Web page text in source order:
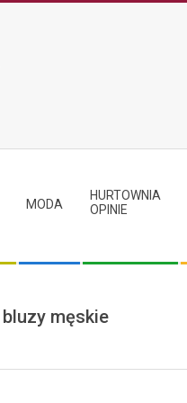
MODA
HURTOWNIA
OPINIE
bluzy męskie